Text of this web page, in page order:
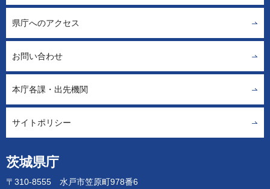
茨城県庁
〒310-8555 水戸市笠原町978番6
県庁へのアクセス
お問い合わせ
本庁各課・出先機関
サイトポリシー